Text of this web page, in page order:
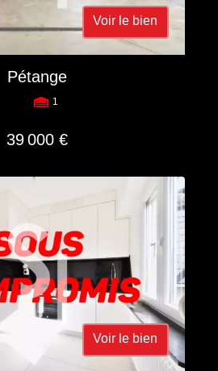
Voir le bien
Pétange
1
39 000 €
Voir le bien